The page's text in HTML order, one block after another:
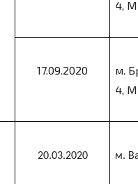
4,
17.09.2020
м.
4,
20.03.2020 м.